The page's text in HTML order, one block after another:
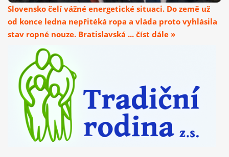
Slovensko čelí vážné energetické situaci. Do země už
od konce ledna nepřitéká ropa a vláda proto vyhlásila
stav ropné nouze. Bratislavská ... číst dále »